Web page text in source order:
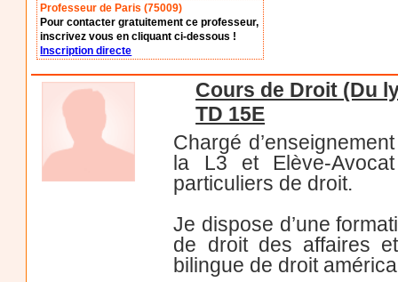
Professeur de Paris (75009)
Pour contacter gratuitement ce professeur,
inscrivez vous en cliquant ci-dessous !
Inscription directe
Cours de Droit (Du
TD 15E
Chargé
la L3 et Elève-
particuliers de droit.
Je dispose d’une
de droit des affaires
bilingue de droit